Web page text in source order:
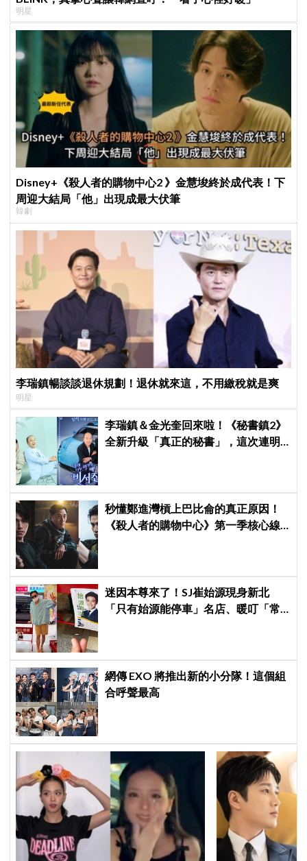
明星
Disney+《殺人者的購物中心2 》金慧埈終於成代表！下
周迎大結局「他」出現成最大伏筆
韓劇
李瑞鎮暢談談退休規劃！退休就來這，不用繳稅就是爽
明星
李瑞鎮＆金光奎回來啦！《秘書鎮2》
全新升級「真正的秘書」，這次連明
秒懂鄭進灣槓上巴比侖的真正原因！
《殺人者的購物中心》第一季核心線
迷因本尊來了！SJ崔始源現身新北
「只有始源能停車」名店、暖叮「常
網傳 EXO 將推出新的小分隊！這個組
合呼聲最高